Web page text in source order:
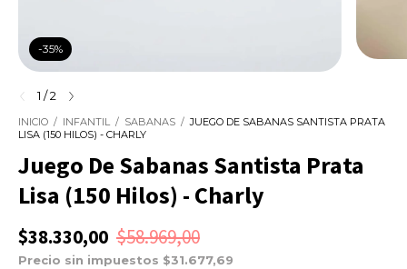
-35%
1 /2
INICIO / INFANTIL / SABANAS / JUEGO DE SABANAS SANTISTA PRATA
LISA (150 HILOS) - CHARLY
Juego De Sabanas Santista Prata
Lisa (150 Hilos) - Charly
$38.330,00 $58.969,00
Precio sin impuestos $31.677,69